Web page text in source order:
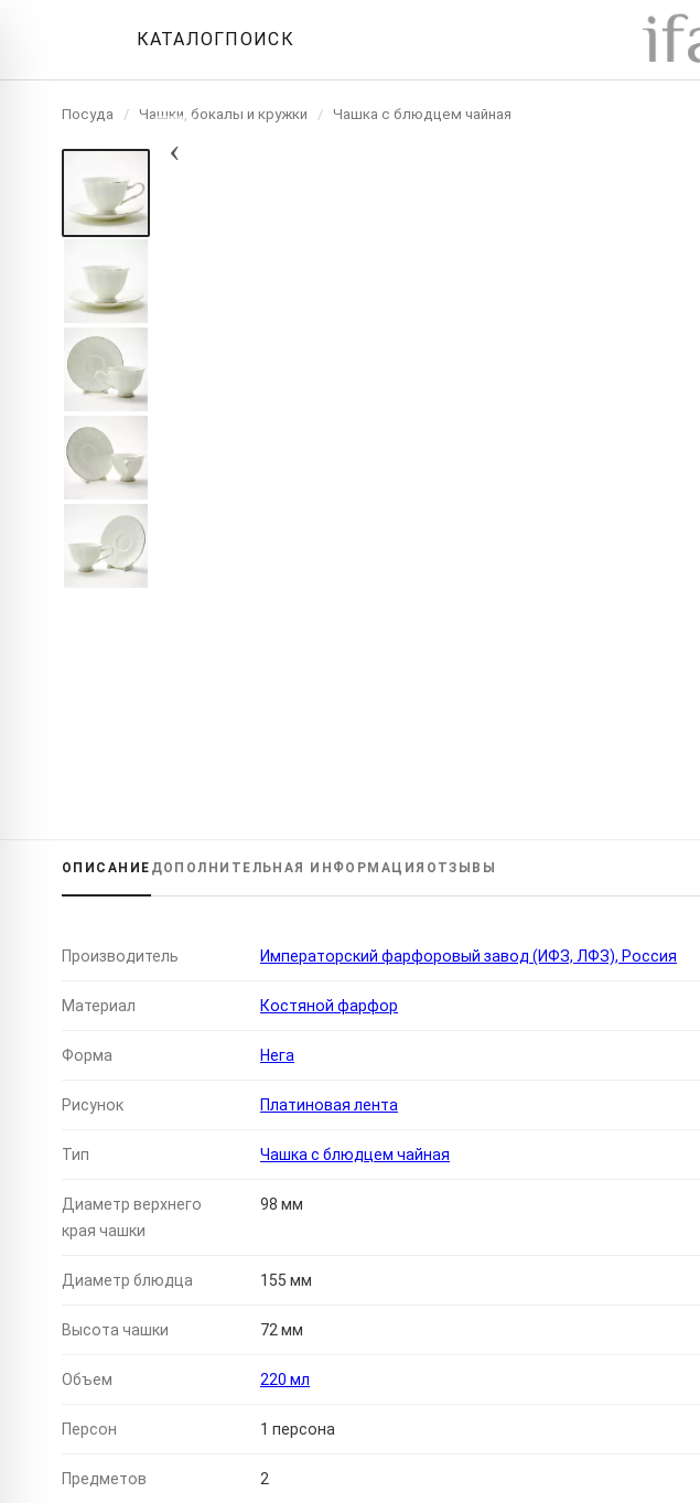
КАТАЛОГПОИСК
Посуда / Чашки, бокалы и кружки / Чашка с блюдцем чайная
‹
ОПИСАНИЕ ДОПОЛНИТЕЛЬНАЯ ИНФОРМАЦИЯ ОТЗЫВЫ
Производитель Императорский фарфоровый завод (ИФЗ, ЛФЗ), Россия
Материал Костяной фарфор
Форма Нега
Рисунок Платиновая лента
Тип Чашка с блюдцем чайная
Диаметр верхнего
края чашки
98 мм
Диаметр блюдца 155 мм
Высота чашки 72 мм
Объем 220 мл
Персон 1 персона
Предметов 2